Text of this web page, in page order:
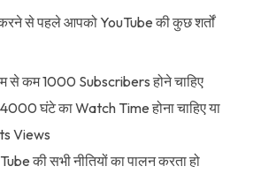
से पहले आपको YouTube की कुछ शर्तों
कम 1000 Subscribers होने चाहिए
4000 घंटे का Watch Time होना चाहिए या
Views
की सभी नीतियों का पालन करता हो